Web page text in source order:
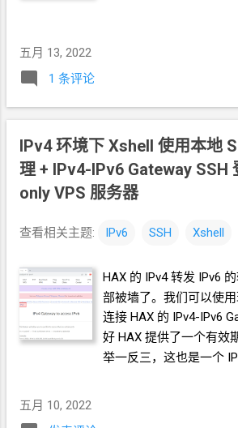
五月 13, 2022
1 条评论
IPv4 环境下 Xshell 使用本地
理 + IPv4-IPv6 Gateway SSH
only VPS 服务器
查看相关主题: IPv6 SSH Xshell
HAX 的 IPv4 转发 IPv6
部被墙了。我们可以使
连接 HAX 的 IPv4-IPv6
好 HAX 提供了一个有效
举一反三，这也是一个
五月 10, 2022